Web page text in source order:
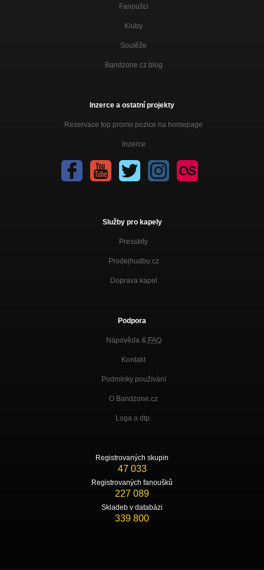
Fanoušci
Kluby
Soutěže
Bandzone.cz blog
Inzerce a ostatní projekty
Rezervace top promo pozice na homepage
Inzerce
Služby pro kapely
Presskity
Prodejhudbu.cz
Doprava kapel
Podpora
Nápověda & FAQ
Kontakt
Podmínky používání
O Bandzone.cz
Loga a dtp.
Registrovaných skupin
47 033
Registrovaných fanoušků
227 089
Skladeb v databázi
339 800